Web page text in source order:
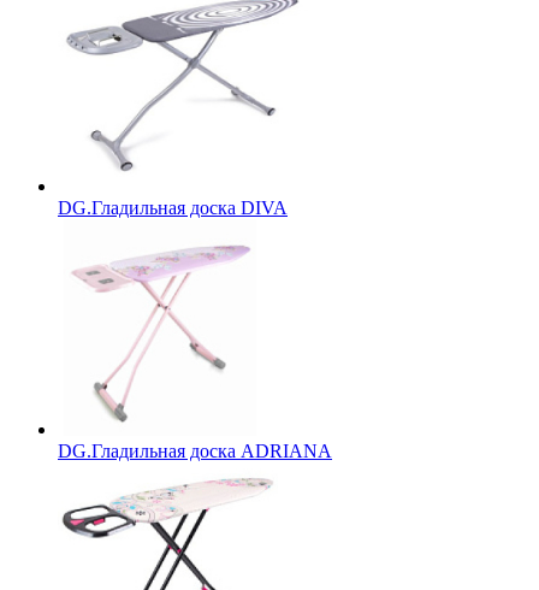
DG.Гладильная доска DIVA
DG.Гладильная доска ADRIANA